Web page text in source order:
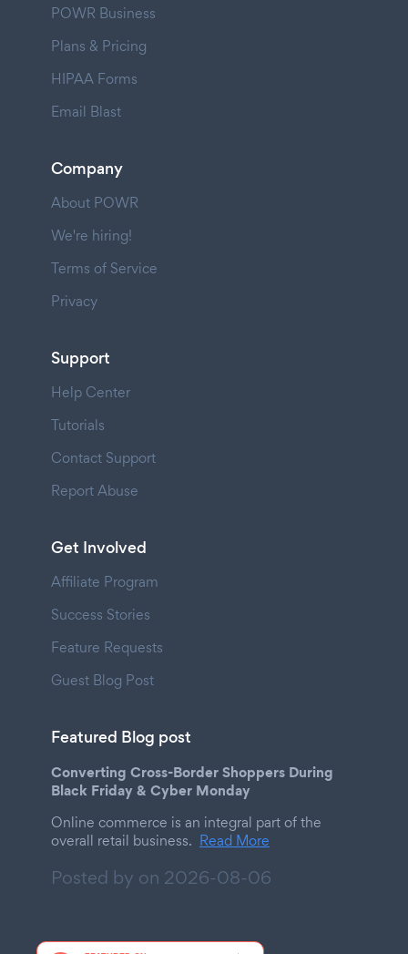
POWR Business
Plans & Pricing
HIPAA Forms
Email Blast
Company
About POWR
We're hiring!
Terms of Service
Privacy
Support
Help Center
Tutorials
Contact Support
Report Abuse
Get Involved
Affiliate Program
Success Stories
Feature Requests
Guest Blog Post
Featured Blog post
Converting Cross-Border Shoppers During
Black Friday & Cyber Monday
Online commerce is an integral part of the
overall retail business. Read More
Posted by on 2026-08-06